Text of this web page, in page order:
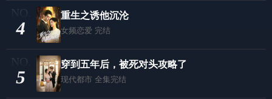
4
重生之诱他沉沦
女频恋爱 完结
5
穿到五年后，被死对头攻略了
现代都市 全集完结